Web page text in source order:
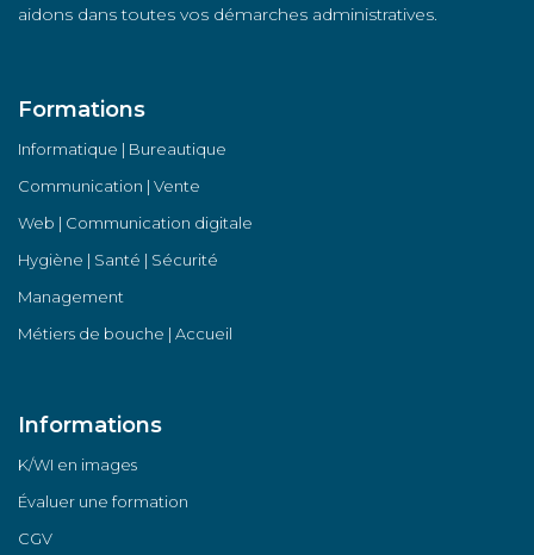
aidons dans toutes vos démarches administratives.
Formations
Informatique | Bureautique
Communication | Vente
Web | Communication digitale
Hygiène | Santé | Sécurité
Management
Métiers de bouche | Accueil
Informations
K/WI en images
Évaluer une formation
CGV